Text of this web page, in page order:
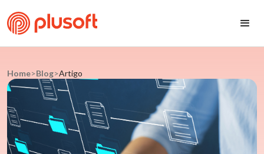
Home>Blog>Artigo